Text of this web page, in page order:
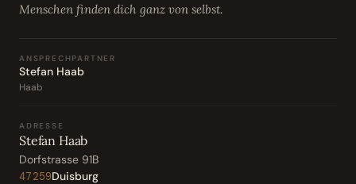
Menschen finden dich ganz von selbst.
ANSPRECHPARTNER
Stefan Haab
Haab
ADRESSE
Stefan Haab
Dorfstrasse 91B
47259Duisburg